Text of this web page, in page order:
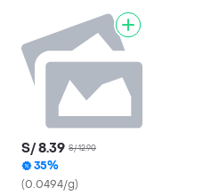
S/ 8.39 S/ 12.90
35%
(0.0494/g)